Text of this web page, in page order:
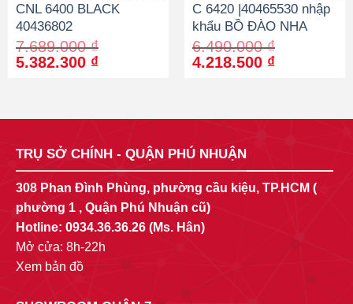
CNL 6400 BLACK
40436802
7.689.000₫
Original
5.382.300 ₫Current
C 6420 |40465530 nhập
khẩu BỒ ĐÀO NHA
6.490.000₫
Original
4.218.500 ₫Current
TRỤ SỞ CHÍNH - QUẬN PHÚ NHUẬN
308 Phan Đình Phùng, phường cầu kiệu, TP.HCM (
phường 1 , Quận Phú Nhuận cũ)
Hotline: 0934.36.36.26 (Ms. Hân)
Mở cửa: 8h-22h
Xem bản đồ